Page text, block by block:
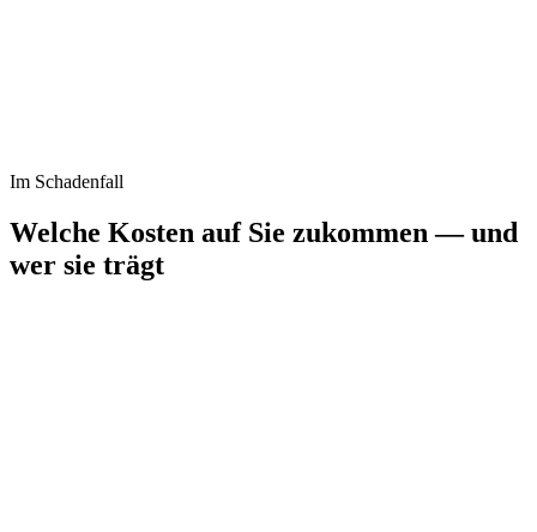
Im Schadenfall
Welche Kosten auf Sie zukommen — und
wer sie trägt